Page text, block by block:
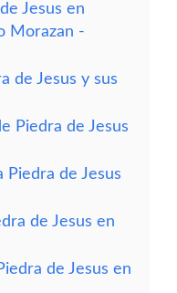
Jesus en
Morazan -
de Jesus y sus
Piedra de Jesus
Piedra de Jesus
de Jesus en
de Jesus en